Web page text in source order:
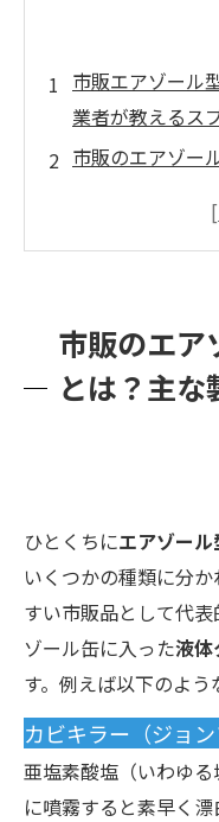
市販エアゾール
業者が教えるス
市販のエアゾー
各製品の効果比
壁内や構造材へ
専門業者として
去しても戻る／
まとめ：エアゾ
気のカビ対策”
市販のエア
とは？主な
ひとくちにエアゾー
いくつかの種類に分
すい市販品として代
ゾール缶に入った液体
す。例えば以下のよう
カビキラー（ジョン
亜塩素酸塩（いわゆ
に噴霧すると素早く